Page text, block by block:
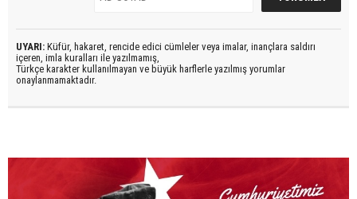
UYARI: Küfür, hakaret, rencide edici cümleler veya imalar, inançlara saldırı
içeren, imla kuralları ile yazılmamış,
Türkçe karakter kullanılmayan ve büyük harflerle yazılmış yorumlar
onaylanmamaktadır.